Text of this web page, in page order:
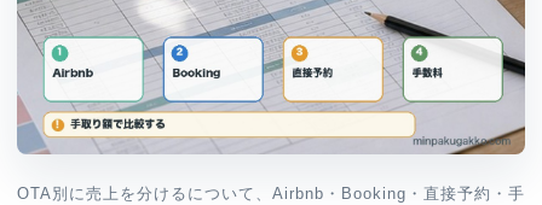
OTA別に売上を分けるについて、Airbnb・Booking・直接予約・手